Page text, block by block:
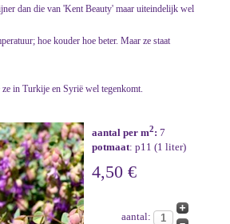
dan die van 'Kent Beauty' maar uiteindelijk wel
hoe kouder hoe beter. Maar ze staat
in Turkije en Syrië wel tegenkomt.
aantal per m2: 7
potmaat: p11 (1 liter)
4,50 €
aantal: